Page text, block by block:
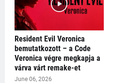
Resident Evil Veronica
bemutatkozott – a Code
Veronica végre megkapja a
várva várt remake-et
June 06, 2026